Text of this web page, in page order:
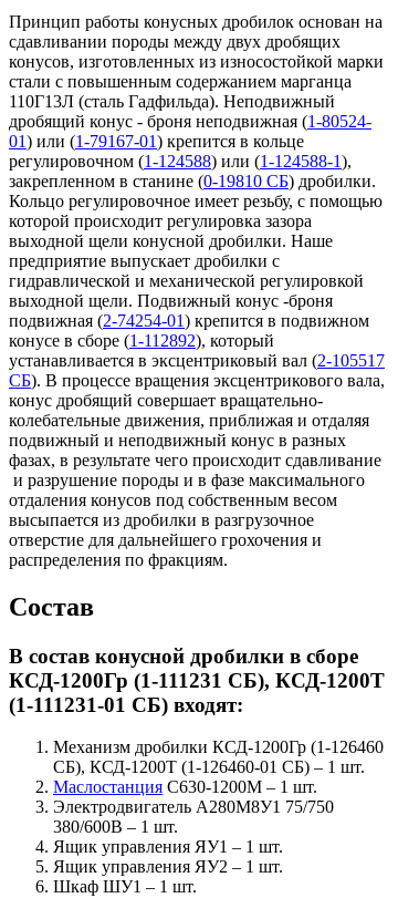
Принцип работы конусных дробилок основан на
сдавливании породы между двух дробящих
конусов, изготовленных из износостойкой марки
стали с повышенным содержанием марганца
110Г13Л (сталь Гадфильда). Неподвижный
дробящий конус - броня неподвижная (1-80524-
01) или (1-79167-01) крепится в кольце
регулировочном (1-124588) или (1-124588-1),
закрепленном в станине (0-19810 СБ) дробилки.
Кольцо регулировочное имеет резьбу, с помощью
которой происходит регулировка зазора
выходной щели конусной дробилки. Наше
предприятие выпускает дробилки с
гидравлической и механической регулировкой
выходной щели. Подвижный конус -броня
подвижная (2-74254-01) крепится в подвижном
конусе в сборе (1-112892), который
устанавливается в эксцентриковый вал (2-105517
СБ). В процессе вращения эксцентрикового вала,
конус дробящий совершает вращательно-
колебательные движения, приближая и отдаляя
подвижный и неподвижный конус в разных
фазах, в результате чего происходит сдавливание
и разрушение породы и в фазе максимального
отдаления конусов под собственным весом
высыпается из дробилки в разгрузочное
отверстие для дальнейшего грохочения и
распределения по фракциям.
Состав
В состав конусной дробилки в сборе
КСД-1200Гр (1-111231 СБ), КСД-1200Т
(1-111231-01 СБ) входят:
Механизм дробилки КСД-1200Гр (1-126460
СБ), КСД-1200Т (1-126460-01 СБ) – 1 шт.
Маслостанция С630-1200М – 1 шт.
Электродвигатель А280М8У1 75/750
380/600В – 1 шт.
Ящик управления ЯУ1 – 1 шт.
Ящик управления ЯУ2 – 1 шт.
Шкаф ШУ1 – 1 шт.